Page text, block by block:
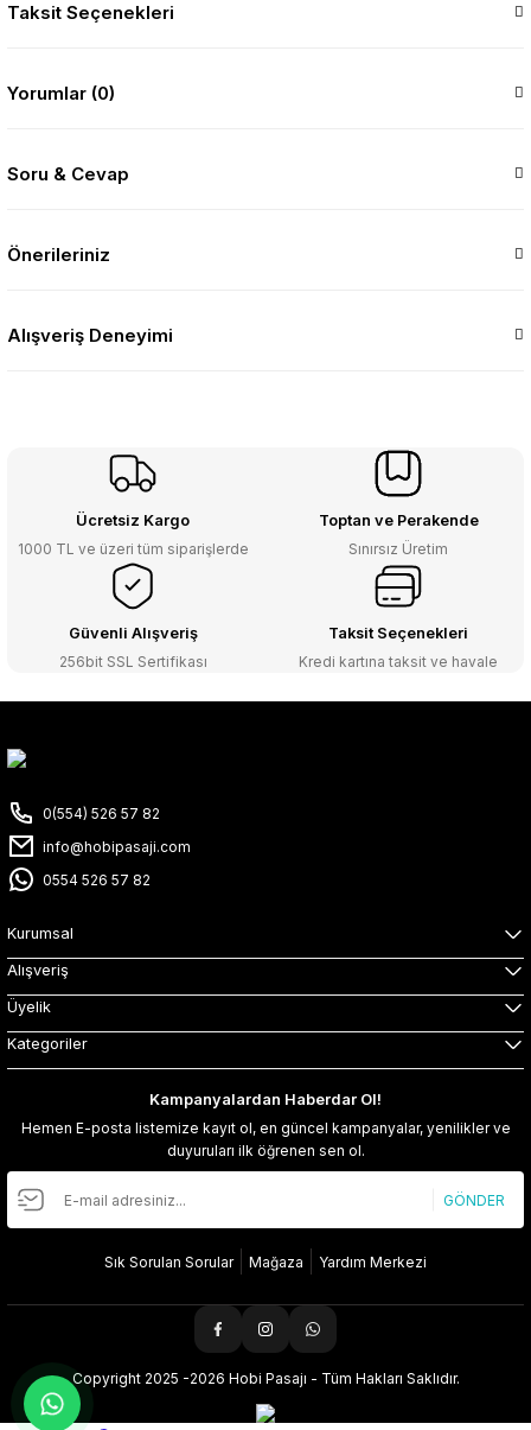
Taksit Seçenekleri
Yorumlar (0)
Soru & Cevap
Önerileriniz
Alışveriş Deneyimi
Ücretsiz Kargo
1000 TL ve üzeri tüm siparişlerde
Toptan ve Perakende
Sınırsız Üretim
Güvenli Alışveriş
256bit SSL Sertifikası
Taksit Seçenekleri
Kredi kartına taksit ve havale
0(554) 526 57 82
info@hobipasaji.com
0554 526 57 82
Kurumsal
Alışveriş
Üyelik
Kategoriler
Kampanyalardan Haberdar Ol!
Hemen E-posta listemize kayıt ol, en güncel kampanyalar, yenilikler ve
duyuruları ilk öğrenen sen ol.
GÖNDER
Sık Sorulan Sorular Mağaza Yardım Merkezi
Copyright 2025 -2026 Hobi Pasajı - Tüm Hakları Saklıdır.